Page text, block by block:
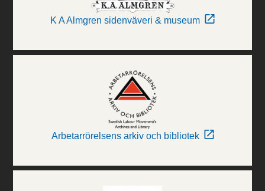
K A Almgren sidenväveri & museum
Arbetarrörelsens arkiv och bibliotek